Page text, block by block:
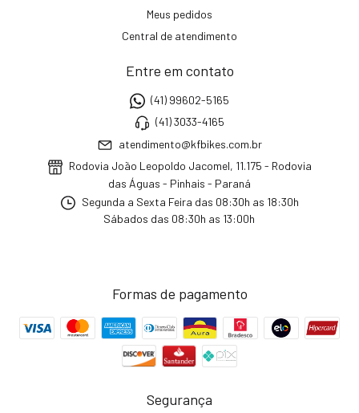
Meus pedidos
Central de atendimento
Entre em contato
(41) 99602-5165
(41) 3033-4165
atendimento@kfbikes.com.br
Rodovia João Leopoldo Jacomel, 11.175 - Rodovia
das Águas - Pinhais - Paraná
Segunda a Sexta Feira das 08:30h as 18:30h
Sábados das 08:30h as 13:00h
Formas de pagamento
Segurança